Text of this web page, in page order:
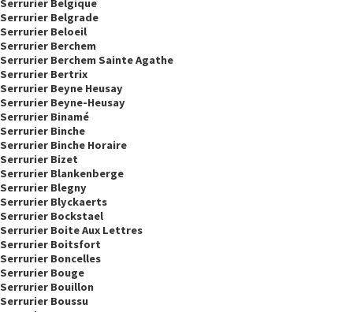
Serrurier Belgique
Serrurier Belgrade
Serrurier Beloeil
Serrurier Berchem
Serrurier Berchem Sainte Agathe
Serrurier Bertrix
Serrurier Beyne Heusay
Serrurier Beyne-Heusay
Serrurier Binamé
Serrurier Binche
Serrurier Binche Horaire
Serrurier Bizet
Serrurier Blankenberge
Serrurier Blegny
Serrurier Blyckaerts
Serrurier Bockstael
Serrurier Boite Aux Lettres
Serrurier Boitsfort
Serrurier Boncelles
Serrurier Bouge
Serrurier Bouillon
Serrurier Boussu